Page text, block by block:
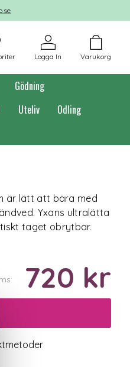
Varukorg
Logga In
Gödning
Uteliv
Odling
är lätt att bära med
Yxans ultralätta
taget obrytbar.
720 kr